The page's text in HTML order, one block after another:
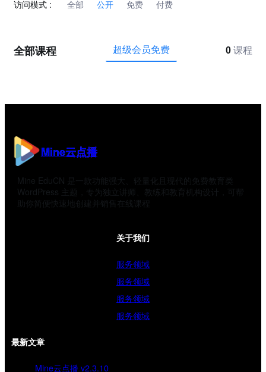
访问模式 : 全部 公开 免费 付费
全部课程 超级会员免费 0 课程
Mine云点播
Mine EduCN 是一款功能强大、轻量化且现代的免费教育类
WordPress 主题，专为独立讲师、教练和教育机构设计，可帮
助你简便快速地创建并销售在线课程
关于我们
服务领域
服务领域
服务领域
服务领域
最新文章
Mine云点播 v2.3.10